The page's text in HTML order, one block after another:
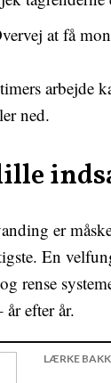
at få
arbejde
ned.
er
En
rense
år efter år.
LÆRKE